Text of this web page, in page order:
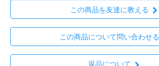
この商品を友達に教える
この商品について問い合わせる
返品について